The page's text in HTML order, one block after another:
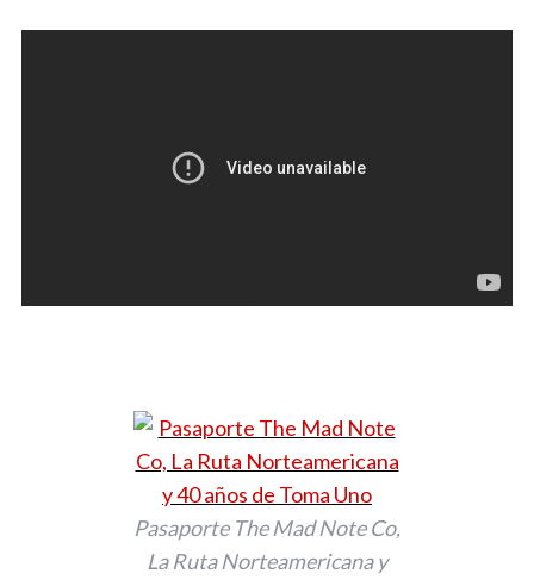
Pasaporte The Mad Note Co,
La Ruta Norteamericana y